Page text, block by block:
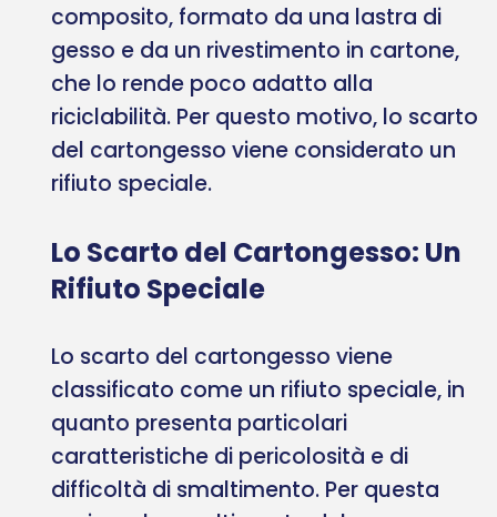
composito, formato da una lastra di
gesso e da un rivestimento in cartone,
che lo rende poco adatto alla
riciclabilità. Per questo motivo, lo scarto
del cartongesso viene considerato un
rifiuto speciale.
Lo Scarto del Cartongesso: Un
Rifiuto Speciale
Lo scarto del cartongesso viene
classificato come un rifiuto speciale, in
quanto presenta particolari
caratteristiche di pericolosità e di
difficoltà di smaltimento. Per questa